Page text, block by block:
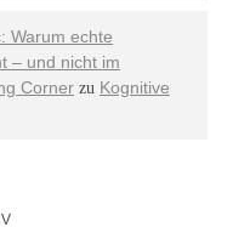
Warum echte
– und nicht im
Corner zu Kognitive